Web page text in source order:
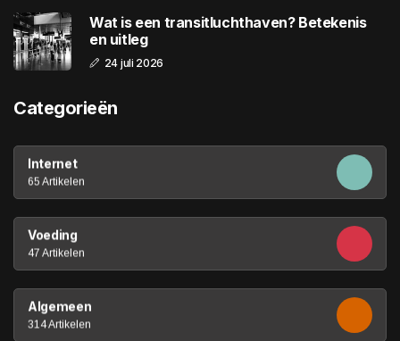
Wat is een transitluchthaven? Betekenis
en uitleg
24 juli 2026
Categorieën
Internet
65 Artikelen
Voeding
47 Artikelen
Algemeen
314 Artikelen